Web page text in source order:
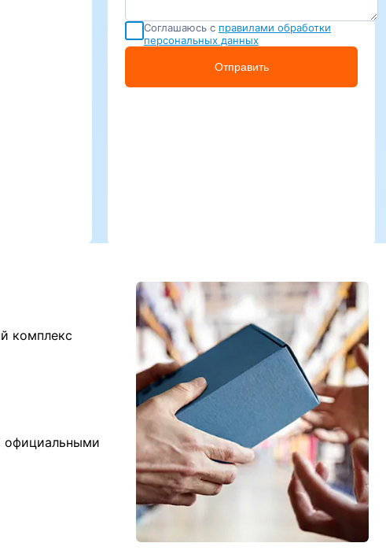
Соглашаюсь с правилами обработки
персональных данных
Отправить
комплекс
официальными